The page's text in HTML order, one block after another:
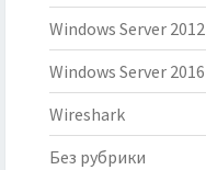
Windows Server 2012
Windows Server 2016
Wireshark
Без рубрики